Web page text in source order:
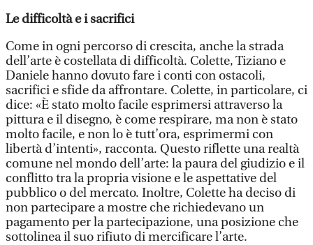
Le difficoltà e i sacrifici
Come in ogni percorso di crescita, anche la strada
dell’arte è costellata di difficoltà. Colette, Tiziano e
Daniele hanno dovuto fare i conti con ostacoli,
sacrifici e sfide da affrontare. Colette, in particolare, ci
dice: «È stato molto facile esprimersi attraverso la
pittura e il disegno, è come respirare, ma non è stato
molto facile, e non lo è tutt’ora, esprimermi con
libertà d’intenti», racconta. Questo riflette una realtà
comune nel mondo dell’arte: la paura del giudizio e il
conflitto tra la propria visione e le aspettative del
pubblico o del mercato. Inoltre, Colette ha deciso di
non partecipare a mostre che richiedevano un
pagamento per la partecipazione, una posizione che
sottolinea il suo rifiuto di mercificare l’arte.